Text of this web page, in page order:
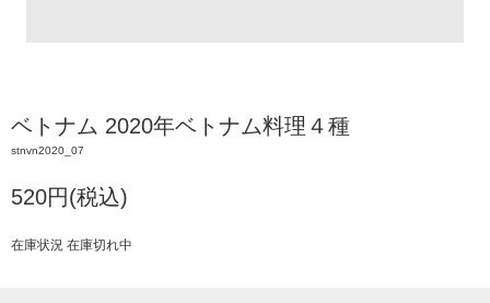
ベトナム 2020年ベトナム料理４種
stnvn2020_07
520円(税込)
在庫状況 在庫切れ中